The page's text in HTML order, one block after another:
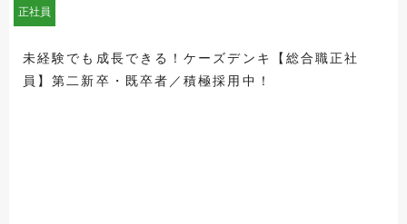
正社員
未経験でも成長できる！ケーズデンキ【総合職正社
員】第二新卒・既卒者／積極採用中！